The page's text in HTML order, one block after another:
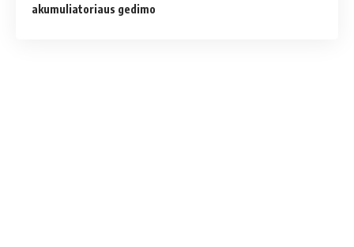
akumuliatoriaus gedimo